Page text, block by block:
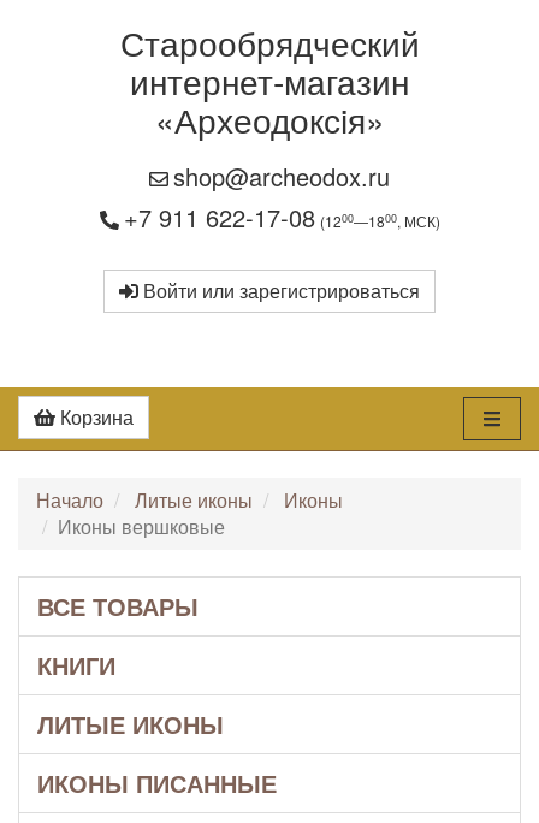
Старообрядческий
интернет-магазин
«Археодоксiя»
shop@archeodox.ru
+7 911 622-17-08 (1200—1800, МСК)
Войти или зарегистрироваться
Корзина
Начало Литые иконы
Иконы
Иконы вершковые
ВСЕ ТОВАРЫ
КНИГИ
ЛИТЫЕ ИКОНЫ
ИКОНЫ ПИСАННЫЕ